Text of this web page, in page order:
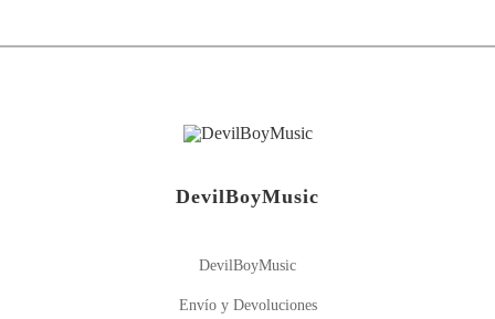
DevilBoyMusic
DevilBoyMusic
Envío y Devoluciones